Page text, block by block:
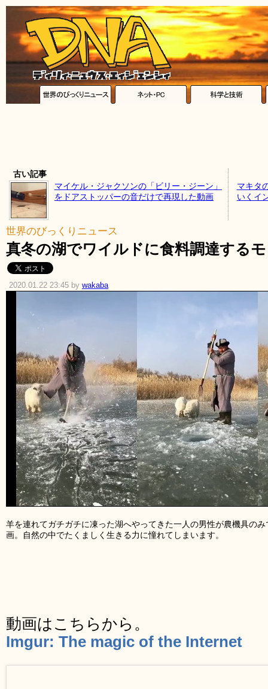
古い記事
マイケル・ジャクソンの「ビリー・ジーン」
をドアストッパーの音だけで再現した動画
マキタ
いくイ
世界のびっくりニュース
真冬の湖でワイルドに食料調達する
2020.01.22 23:45 by wakaba
羊を連れてガチガチに凍った湖へやってきた一人の男性が農機具の
画。自然の中でたくましく生きる力に憧れてしまいます。
動画はこちらから。
Imgur: The magic of the Internet